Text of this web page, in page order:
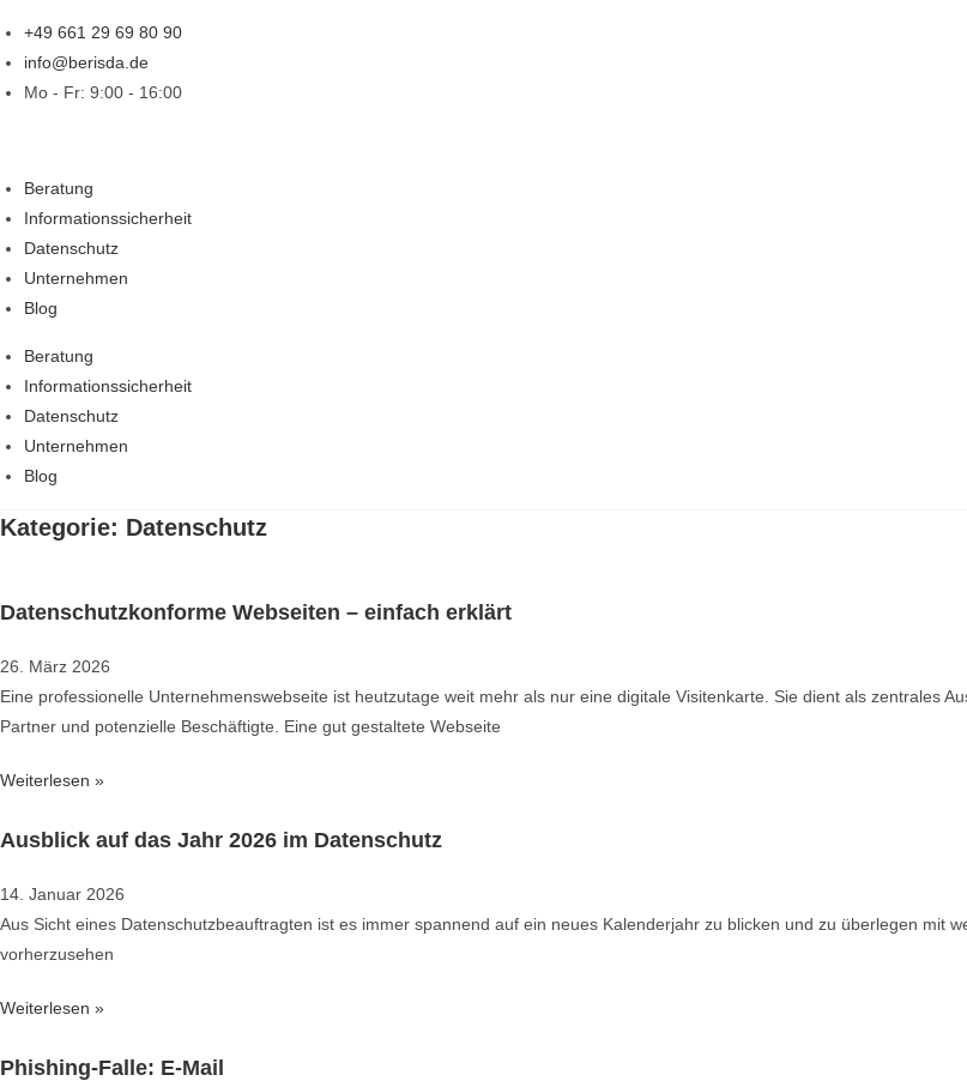
Zum
Inhalt
springen
+49 661 29 69 80 90
info@berisda.de
Mo - Fr: 9:00 - 16:00
Beratung
Informationssicherheit
Datenschutz
Unternehmen
Blog
Beratung
Informationssicherheit
Datenschutz
Unternehmen
Blog
Kategorie: Datenschutz
Datenschutzkonforme Webseiten – einfach erklärt
26. März 2026
Eine professionelle Unternehmenswebseite ist heutzutage weit mehr als nur eine digitale Visitenkarte. Sie dient als zentrales
Partner und potenzielle Beschäftigte. Eine gut gestaltete Webseite
Weiterlesen »
Ausblick auf das Jahr 2026 im Datenschutz
14. Januar 2026
Aus Sicht eines Datenschutzbeauftragten ist es immer spannend auf ein neues Kalenderjahr zu blicken und zu überlegen mit
vorherzusehen
Weiterlesen »
Phishing-Falle: E-Mail